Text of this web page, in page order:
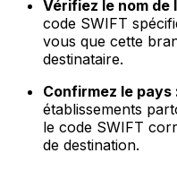
Vérifiez le nom de
code SWIFT
vous que cette
destinataire.
Confirmez le pays
établissements
le code SWIFT
de destination.